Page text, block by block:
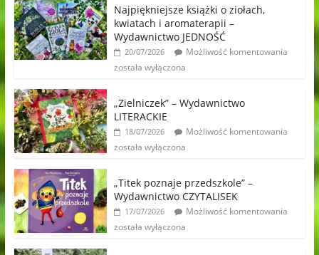
Najpiękniejsze książki o ziołach,
kwiatach i aromaterapii –
Wydawnictwo JEDNOŚĆ
20/07/2026
Możliwość komentowania
została wyłączona
„Zielniczek” – Wydawnictwo
LITERACKIE
18/07/2026
Możliwość komentowania
została wyłączona
„Titek poznaje przedszkole” –
Wydawnictwo CZYTALISEK
17/07/2026
Możliwość komentowania
została wyłączona